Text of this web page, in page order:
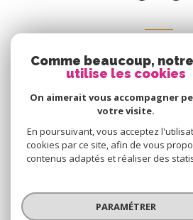
Nous
© 2026 | Tous droits
Nos partenaires
Nos
Comme beaucoup,
utilise les cookies
On aimerait vous accompagner
votre visite.
En poursuivant, vous acceptez
cookies par ce site, afin de vous
contenus adaptés et réaliser des
PARAMÉTRER